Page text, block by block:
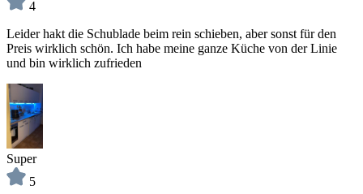
4
Leider hakt die Schublade beim rein schieben, aber sonst für den
Preis wirklich schön. Ich habe meine ganze Küche von der Linie
und bin wirklich zufrieden
Super
5